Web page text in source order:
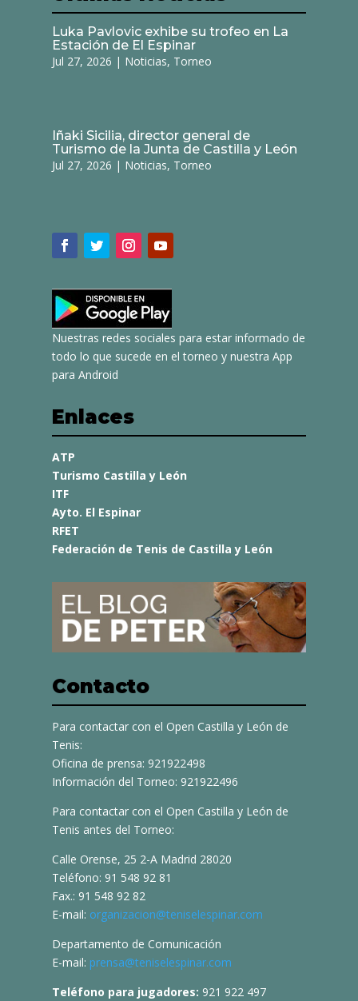
Luka Pavlovic exhibe su trofeo en La
Estación de El Espinar
Jul 27, 2026 | Noticias, Torneo
Iñaki Sicilia, director general de
Turismo de la Junta de Castilla y León
Jul 27, 2026 | Noticias, Torneo
Nuestras redes sociales para estar informado de
todo lo que sucede en el torneo y nuestra App
para Android
Enlaces
ATP
Turismo Castilla y León
ITF
Ayto. El Espinar
RFET
Federación de Tenis de Castilla y León
Contacto
Para contactar con el Open Castilla y León de
Tenis:
Oficina de prensa: 921922498
Información del Torneo: 921922496
Para contactar con el Open Castilla y León de
Tenis antes del Torneo:
Calle Orense, 25 2-A Madrid 28020
Teléfono: 91 548 92 81
Fax.: 91 548 92 82
E-mail: organizacion@teniselespinar.com
Departamento de Comunicación
E-mail: prensa@teniselespinar.com
Teléfono para jugadores: 921 922 497